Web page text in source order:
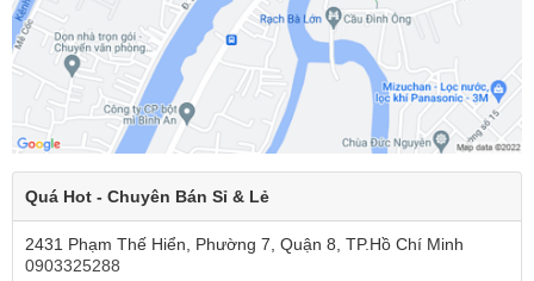
Quá Hot - Chuyên Bán Sỉ & Lẻ
2431 Phạm Thế Hiển, Phường 7, Quận 8, TP.Hồ Chí Minh
0903325288